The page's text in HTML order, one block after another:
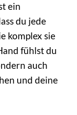
ein
du jede
komplex sie
fühlst du
auch
und deine